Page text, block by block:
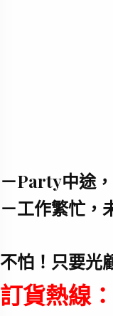
－Party中途
－工作繁忙，
不怕！只要光
訂貨熱線